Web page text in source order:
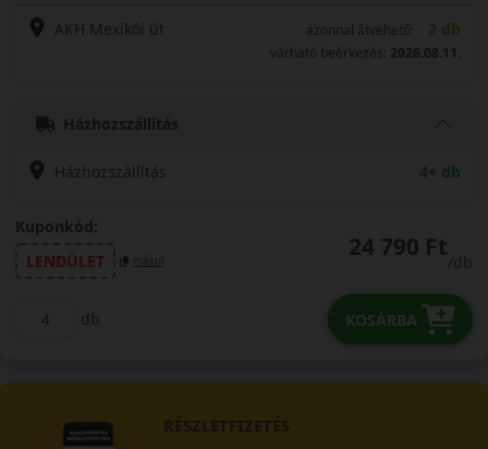
AKH Mexikói út azonnal átvehető: 2 db
várható beérkezés: 2026.08.11.
Házhozszállítás
Házhozszállítás 4+ db
Kuponkód:
LENDÜLET
másol 24 790 Ft
/db
db KOSÁRBA
RÉSZLETFIZETÉS